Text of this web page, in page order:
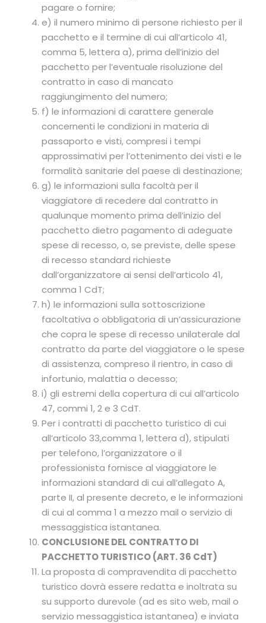
pagare o fornire;
e) il numero minimo di persone richiesto per il
pacchetto e il termine di cui all’articolo 41,
comma 5, lettera a), prima dell’inizio del
pacchetto per l’eventuale risoluzione del
contratto in caso di mancato
raggiungimento del numero;
f) le informazioni di carattere generale
concernenti le condizioni in materia di
passaporto e visti, compresi i tempi
approssimativi per l’ottenimento dei visti e le
formalità sanitarie del paese di destinazione;
g) le informazioni sulla facoltà per il
viaggiatore di recedere dal contratto in
qualunque momento prima dell’inizio del
pacchetto dietro pagamento di adeguate
spese di recesso, o, se previste, delle spese
di recesso standard richieste
dall’organizzatore ai sensi dell’articolo 41,
comma 1 CdT;
h) le informazioni sulla sottoscrizione
facoltativa o obbligatoria di un’assicurazione
che copra le spese di recesso unilaterale dal
contratto da parte del viaggiatore o le spese
di assistenza, compreso il rientro, in caso di
infortunio, malattia o decesso;
i) gli estremi della copertura di cui all’articolo
47, commi 1, 2 e 3 CdT.
Per i contratti di pacchetto turistico di cui
all’articolo 33,comma 1, lettera d), stipulati
per telefono, l’organizzatore o il
professionista fornisce al viaggiatore le
informazioni standard di cui all’allegato A,
parte II, al presente decreto, e le informazioni
di cui al comma 1 a mezzo mail o servizio di
messaggistica istantanea.
CONCLUSIONE DEL CONTRATTO DI
PACCHETTO TURISTICO (ART. 36 CdT)
La proposta di compravendita di pacchetto
turistico dovrà essere redatta e inoltrata su
su supporto durevole (ad es sito web, mail o
servizio messaggistica istantanea) e inviata